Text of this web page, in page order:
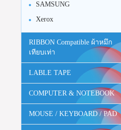
SAMSUNG
Xerox
RIBBON Compatible ผ้าหมึก
เทียบเท่า
LABLE TAPE
COMPUTER & NOTEBOOK
MOUSE / KEYBOARD / PAD